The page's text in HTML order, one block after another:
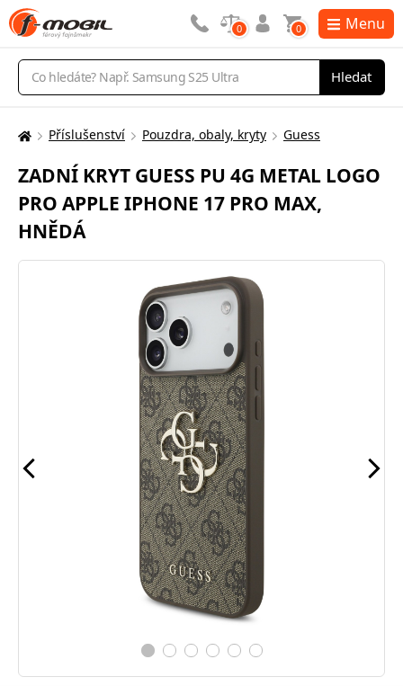
Vyhledávání
Hledat
0 0 Menu
Zde
nacházíte:
Příslušenství Pouzdra, obaly, kryty Guess
ZADNÍ KRYT GUESS PU 4G METAL LOGO
PRO APPLE IPHONE 17 PRO MAX,
HNĚDÁ